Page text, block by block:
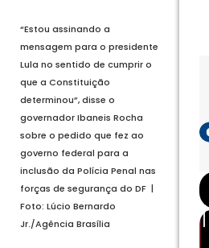
“Estou assinando a
mensagem para o presidente
Lula no sentido de cumprir o
que a Constituição
determinou”, disse o
governador Ibaneis Rocha
sobre o pedido que fez ao
governo federal para a
inclusão da Polícia Penal nas
forças de segurança do DF |
Foto: Lúcio Bernardo
Jr./Agência Brasília